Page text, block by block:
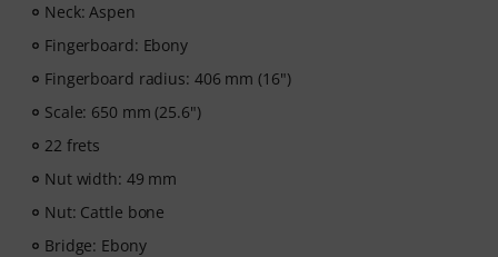
Neck: Aspen
Fingerboard: Ebony
Fingerboard radius: 406 mm (16")
Scale: 650 mm (25.6")
22 frets
Nut width: 49 mm
Nut: Cattle bone
Bridge: Ebony